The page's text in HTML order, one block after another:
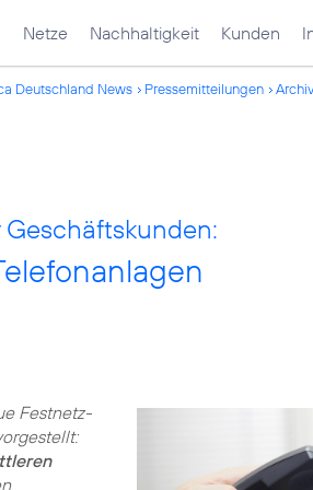
Netze Nachhaltigkeit Kunden
Deutschland News Pressemitteilungen
Festnetz-